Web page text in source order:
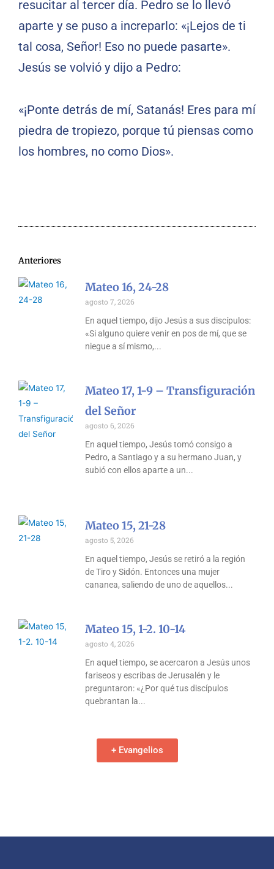
resucitar al tercer día. Pedro se lo llevó
aparte y se puso a increparlo: «¡Lejos de ti
tal cosa, Señor! Eso no puede pasarte».
Jesús se volvió y dijo a Pedro:
«¡Ponte detrás de mí, Satanás! Eres para mí
piedra de tropiezo, porque tú piensas como
los hombres, no como Dios».
Anteriores
Mateo 16, 24-28
agosto 7, 2026
En aquel tiempo, dijo Jesús a sus discípulos:
«Si alguno quiere venir en pos de mí, que se
niegue a sí mismo,
Mateo 17, 1-9 – Transfiguración
del Señor
agosto 6, 2026
En aquel tiempo, Jesús tomó consigo a
Pedro, a Santiago y a su hermano Juan, y
subió con ellos aparte a un
Mateo 15, 21-28
agosto 5, 2026
En aquel tiempo, Jesús se retiró a la región
de Tiro y Sidón. Entonces una mujer
cananea, saliendo de uno de aquellos
Mateo 15, 1-2. 10-14
agosto 4, 2026
En aquel tiempo, se acercaron a Jesús unos
fariseos y escribas de Jerusalén y le
preguntaron: «¿Por qué tus discípulos
quebrantan la
+ Evangelios